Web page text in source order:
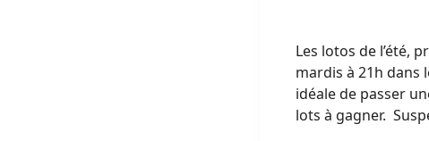
Les lotos de l’été,
mardis à 21h dans
idéale de passer
lots à gagner.